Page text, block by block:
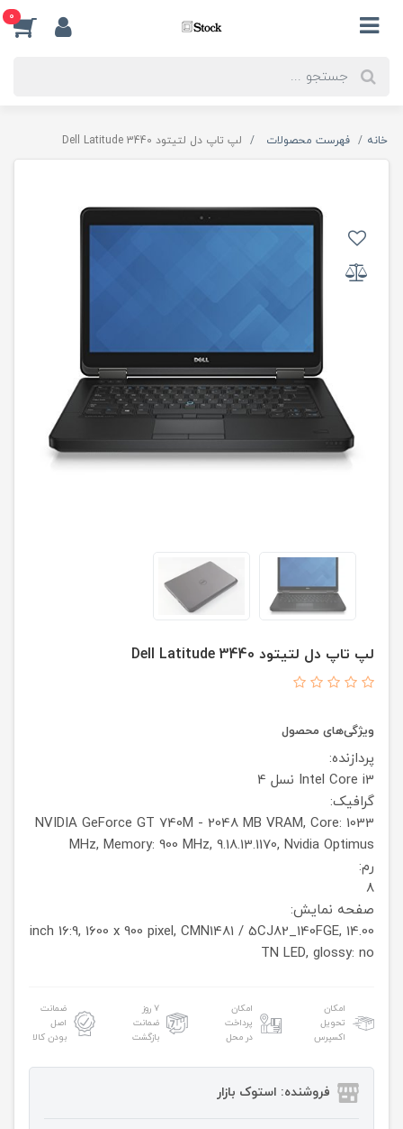
0
خانه فهرست محصولات لپ تاپ دل لتیتود Dell Latitude 3440
لپ تاپ دل لتیتود Dell Latitude 3440
ویژگی‌های محصول
پردازنده:
Intel Core i3 نسل 4
گرافیک:
NVIDIA GeForce GT 740M - 2048 MB VRAM, Core: 1033
MHz, Memory: 900 MHz, 9.18.13.1170, Nvidia Optimus
رم:
8
صفحه نمایش:
14.00 inch 16:9, 1600 x 900 pixel, CMN1481 / 5CJ82_140FGE,
TN LED, glossy: no
امکان
تحویل
اکسپرس
امکان
پرداخت
در محل
۷ روز
ضمانت
بازگشت
ضمانت
اصل
بودن کالا
فروشنده: استوک بازار